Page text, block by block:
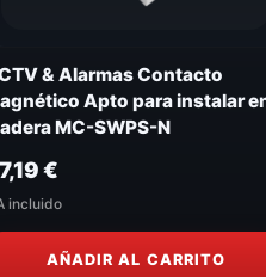
& Alarmas Contacto
Apto para instalar
MC-SWPS-N
€
incluido
AÑADIR AL CARRITO